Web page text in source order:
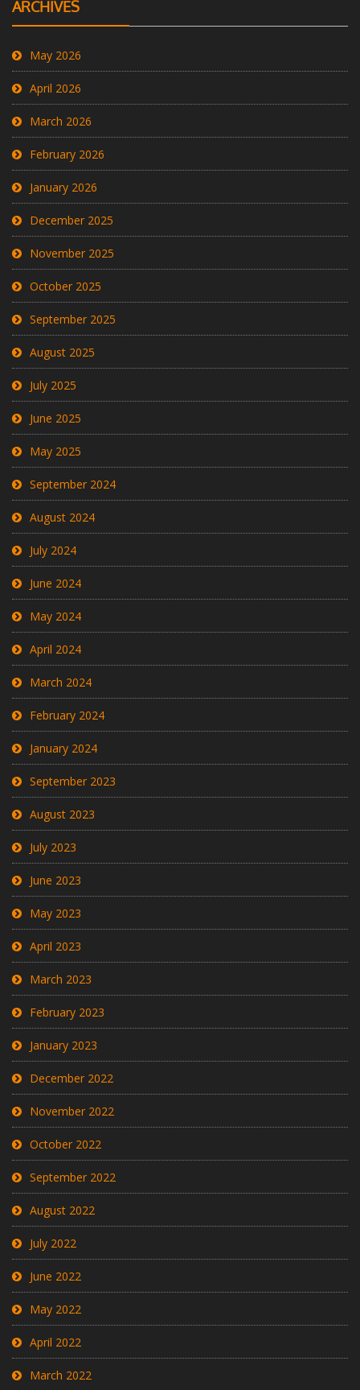
ARCHIVES
May 2026
April 2026
March 2026
February 2026
January 2026
December 2025
November 2025
October 2025
September 2025
August 2025
July 2025
June 2025
May 2025
September 2024
August 2024
July 2024
June 2024
May 2024
April 2024
March 2024
February 2024
January 2024
September 2023
August 2023
July 2023
June 2023
May 2023
April 2023
March 2023
February 2023
January 2023
December 2022
November 2022
October 2022
September 2022
August 2022
July 2022
June 2022
May 2022
April 2022
March 2022